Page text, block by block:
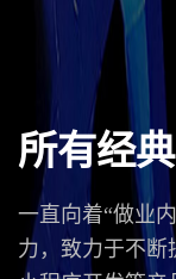
所有经
一直向着“做业
力，致力于不断